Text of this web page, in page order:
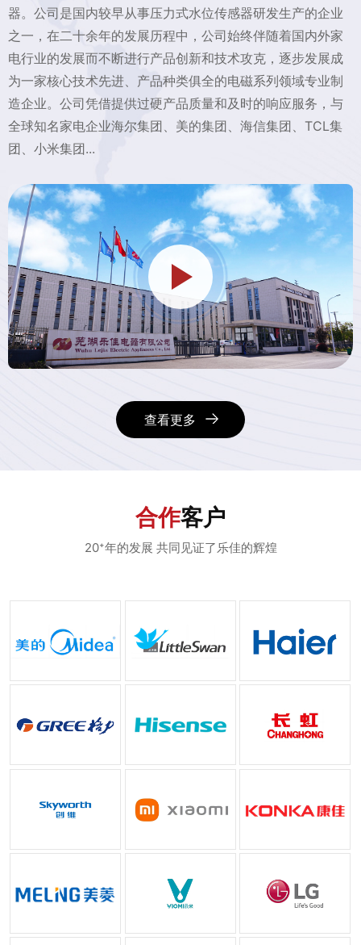
器。公司是国内较早从事压力式水位传感器研发生产的企业
之一，在二十余年的发展历程中，公司始终伴随着国内外家
电行业的发展而不断进行产品创新和技术攻克，逐步发展成
为一家核心技术先进、产品种类俱全的电磁系列领域专业制
造企业。公司凭借提供过硬产品质量和及时的响应服务，与
全球知名家电企业海尔集团、美的集团、海信集团、TCL集
团、小米集团...
查看更多
合作客户
20⁺年的发展 共同见证了乐佳的辉煌